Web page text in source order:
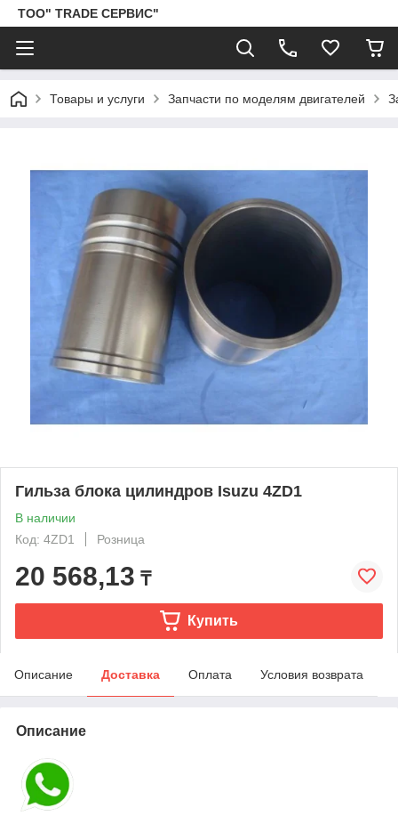
ТОО" TRADE СЕРВИС"
Товары и услуги Запчасти по моделям двигателей
Гильза блока цилиндров Isuzu 4ZD1
В наличии
Код: 4ZD1
Розница
20 568,13 ₸
Купить
Описание Доставка Оплата Условия возврата
Описание